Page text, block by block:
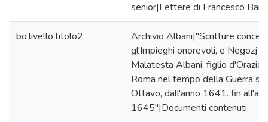
senior|Lettere di Francesco
bo.livello.titolo2
Archivio Albani|"Scritture
gl'Impieghi onorevoli, e Negozj
Malatesta Albani, figlio d'Orazio
Roma nel tempo della Guerra
Ottavo, dall'anno 1641. fin
1645"|Documenti contenuti